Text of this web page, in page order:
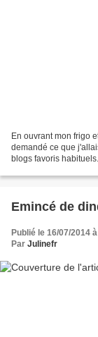
En ouvrant mon frigo
demandé ce que
blogs favoris
Emincé de
Publié le 16/07/2014
Par Julinefr